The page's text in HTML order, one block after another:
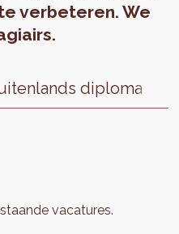
verbeteren. We
diploma
vacatures.